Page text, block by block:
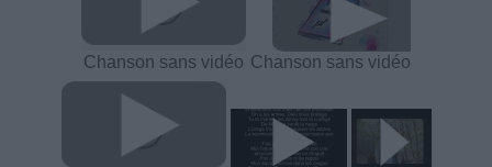
Chanson sans vidéo Chanson sans vidéo